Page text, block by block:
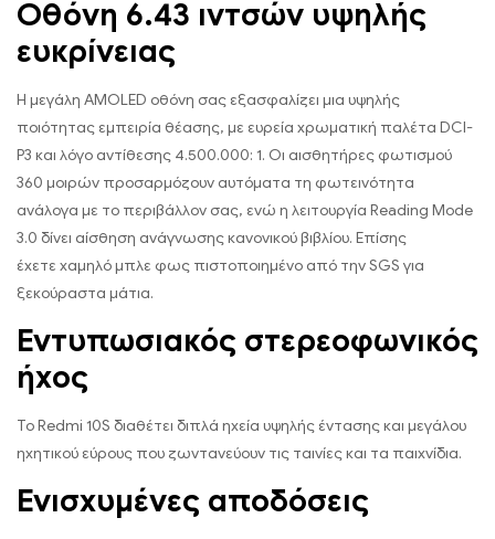
Οθόνη 6.43 ιντσών υψηλής
ευκρίνειας
Η μεγάλη AMOLED οθόνη σας εξασφαλίζει μια υψηλής
ποιότητας εμπειρία θέασης, με ευρεία χρωματική παλέτα DCI-
P3 και λόγο αντίθεσης 4.500.000: 1. Οι αισθητήρες φωτισμού
360 μοιρών προσαρμόζουν αυτόματα τη φωτεινότητα
ανάλογα με το περιβάλλον σας, ενώ η λειτουργία Reading Mode
3.0 δίνει αίσθηση ανάγνωσης κανονικού βιβλίου. Επίσης
έχετε χαμηλό μπλε φως πιστοποιημένο από την SGS για
ξεκούραστα μάτια.
Εντυπωσιακός στερεοφωνικός
ήχος
To Redmi 10S διαθέτει διπλά ηχεία υψηλής έντασης και μεγάλου
ηχητικού εύρους που ζωντανεύουν τις ταινίες και τα παιχνίδια.
Ενισχυμένες αποδόσεις